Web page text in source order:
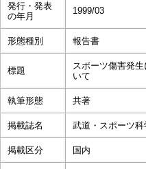
発行・発表
の年月
1999/03
形態種別 報告書
標題
スポーツ傷害発
いて
執筆形態 共著
掲載誌名 武道・スポーツ
掲載区分 国内